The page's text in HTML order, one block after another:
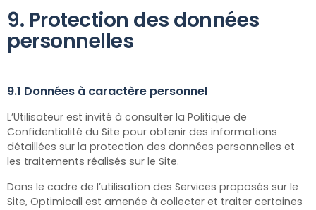
9. Protection des données
personnelles
9.1 Données à caractère personnel
L’Utilisateur est invité à consulter la Politique de
Confidentialité du Site pour obtenir des informations
détaillées sur la protection des données personnelles et
les traitements réalisés sur le Site.
Dans le cadre de l’utilisation des Services proposés sur le
Site, Optimicall est amenée à collecter et traiter certaines